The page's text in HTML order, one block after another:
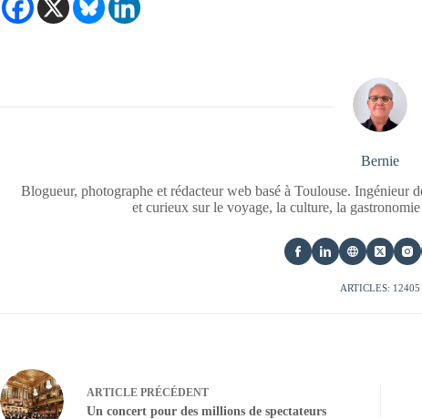
Bernie
Blogueur, photographe et rédacteur web basé à Toulouse. Ingénieur
et curieux sur le voyage, la culture, la
ARTICLES: 12405
ARTICLE PRÉCÉDENT
Un concert pour des millions de spectateurs